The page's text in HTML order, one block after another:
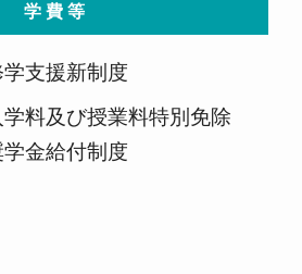
学費等
支援新制度
料及び授業料特別免除
金給付制度